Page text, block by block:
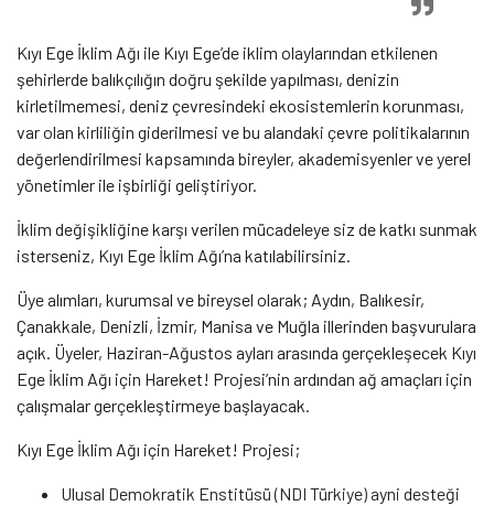
Kıyı Ege İklim Ağı ile Kıyı Ege’de iklim olaylarından etkilenen
şehirlerde balıkçılığın doğru şekilde yapılması, denizin
kirletilmemesi, deniz çevresindeki ekosistemlerin korunması,
var olan kirliliğin giderilmesi ve bu alandaki çevre politikalarının
değerlendirilmesi kapsamında bireyler, akademisyenler ve yerel
yönetimler ile işbirliği geliştiriyor.
İklim değişikliğine karşı verilen mücadeleye siz de katkı sunmak
isterseniz, Kıyı Ege İklim Ağı’na katılabilirsiniz.
Üye alımları, kurumsal ve bireysel olarak; Aydın, Balıkesir,
Çanakkale, Denizli, İzmir, Manisa ve Muğla illerinden başvurulara
açık. Üyeler, Haziran-Ağustos ayları arasında gerçekleşecek Kıyı
Ege İklim Ağı için Hareket! Projesi’nin ardından ağ amaçları için
çalışmalar gerçekleştirmeye başlayacak.
Kıyı Ege İklim Ağı için Hareket! Projesi;
Ulusal Demokratik Enstitüsü (NDI Türkiye) ayni desteği